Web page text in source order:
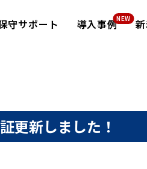
守サポート 導入事例
更新しました！